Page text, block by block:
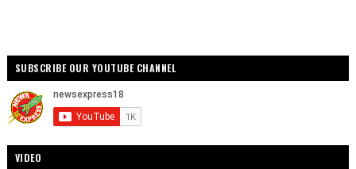
SUBSCRIBE OUR YOUTUBE CHANNEL
VIDEO